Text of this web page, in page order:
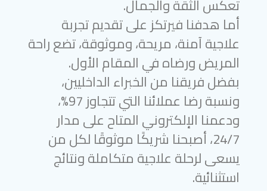
تعكس الثقة والجمال.
أما هدفنا فيرتكز على تقديم تجربة
علاجية آمنة، مريحة، وموثوقة، تضع راحة
المريض ورضاه في المقام الأول.
بفضل فريقنا من الخبراء الداخليين،
ونسبة رضا عملائنا التي تتجاوز 97%،
ودعمنا الإلكتروني المتاح على مدار
24/7، أصبحنا شريكًا موثوقًا لكل من
يسعى لرحلة علاجية متكاملة ونتائج
استثنائية.